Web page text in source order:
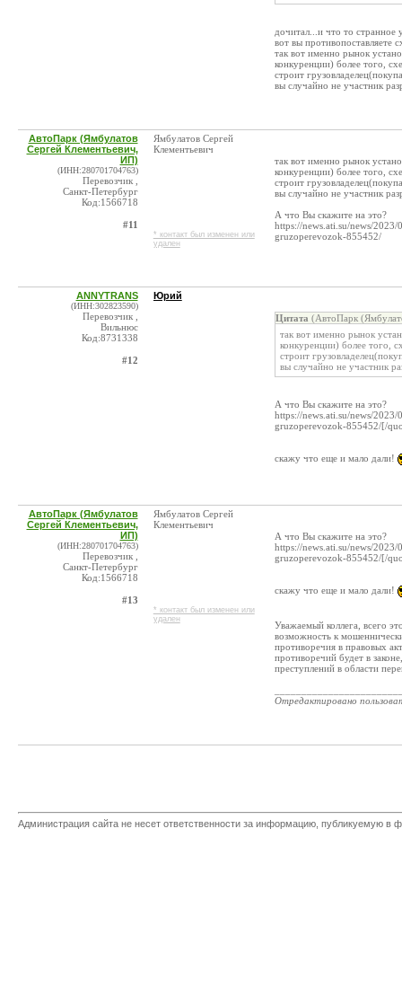
дочитал...и что то странное
вот вы противопоставляете
так вот именно рынок
конкуренции) более того,
строит
вы случайно не участник
АвтоПарк (Ямбулатов
Сергей Клементьевич,
ИП)
(ИНН:280701704763)
Перевозчик ,
Санкт-Петербург
Код:1566718
#11
Ямбулатов Сергей
Клементьевич
* контакт был изменен или
удален
так вот именно рынок
конкуренции) более того,
строит
вы случайно не участник
А что Вы скажите на это?
https://news.ati.su/news/
gruzoperevozok-855452/
ANNYTRANS
(ИНН:302823590)
Перевозчик ,
Вильнюс
Код:8731338
#12
Юрий
Цитата (АвтоПарк
так вот именно рынок
конкуренции) более того,
строит
вы случайно не участник
А что Вы скажите на это?
https://news.ati.su/news/
gruzoperevozok-855452/[/
скажу что еще и мало дали!
АвтоПарк (Ямбулатов
Сергей Клементьевич,
ИП)
(ИНН:280701704763)
Перевозчик ,
Санкт-Петербург
Код:1566718
#13
Ямбулатов Сергей
Клементьевич
* контакт был изменен или
удален
А что Вы скажите на это?
https://news.ati.su/news/
gruzoperevozok-855452/[/
скажу что еще и мало дали!
Уважаемый коллега, всего
возможность к
противоречия в правовых
противоречий будет в
преступлений в области
Отредактировано
Администрация сайта не несет ответственности за информацию, публикуемую